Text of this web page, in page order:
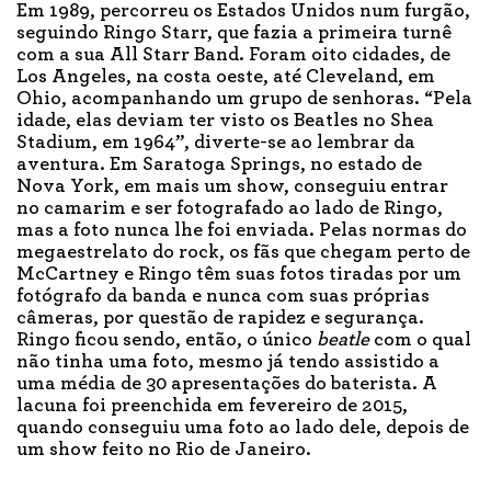
Em 1989, percorreu os Estados Unidos num furgão,
seguindo Ringo Starr, que fazia a primeira turnê
com a sua All Starr Band. Foram oito cidades, de
Los Angeles, na costa oeste, até Cleveland, em
Ohio, acompanhando um grupo de senhoras. “Pela
idade, elas deviam ter visto os Beatles no Shea
Stadium, em 1964”, diverte-se ao lembrar da
aventura. Em Saratoga Springs, no estado de
Nova York, em mais um show, conseguiu entrar
no camarim e ser fotografado ao lado de Ringo,
mas a foto nunca lhe foi enviada. Pelas normas do
megaestrelato do rock, os fãs que chegam perto de
McCartney e Ringo têm suas fotos tiradas por um
fotógrafo da banda e nunca com suas próprias
câmeras, por questão de rapidez e segurança.
Ringo ficou sendo, então, o único beatlecom o qual
não tinha uma foto, mesmo já tendo assistido a
uma média de 30 apresentações do baterista. A
lacuna foi preenchida em fevereiro de 2015,
quando conseguiu uma foto ao lado dele, depois de
um show feito no Rio de Janeiro.